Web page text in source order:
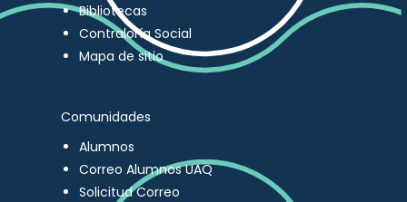
Bibliotecas
Contraloría Social
Mapa de sitio
Comunidades
Alumnos
Correo Alumnos UAQ
Solicitud Correo